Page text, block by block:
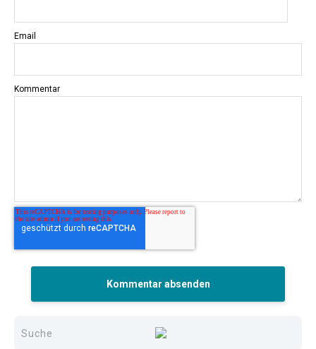
Email
Kommentar